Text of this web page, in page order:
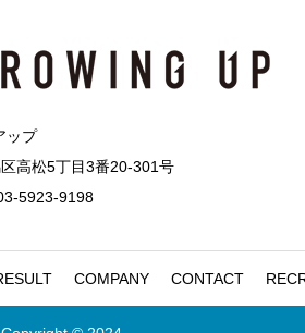
ップ
高松5丁目3番20-301号
5923-9198
COMPANY CONTACT